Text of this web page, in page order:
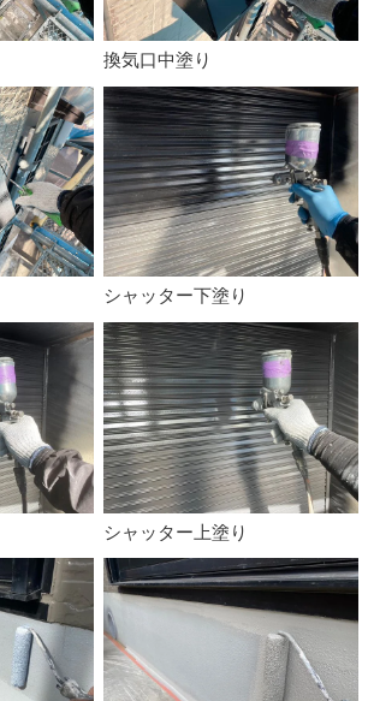
換気口中塗り
シャッター下塗り
シャッター上塗り